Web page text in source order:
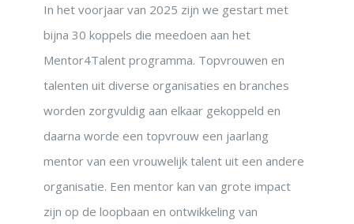
In het voorjaar van 2025 zijn we gestart met
bijna 30 koppels die meedoen aan het
Mentor4Talent programma. Topvrouwen en
talenten uit diverse organisaties en branches
worden zorgvuldig aan elkaar gekoppeld en
daarna worde een topvrouw een jaarlang
mentor van een vrouwelijk talent uit een andere
organisatie. Een mentor kan van grote impact
zijn op de loopbaan en ontwikkeling van